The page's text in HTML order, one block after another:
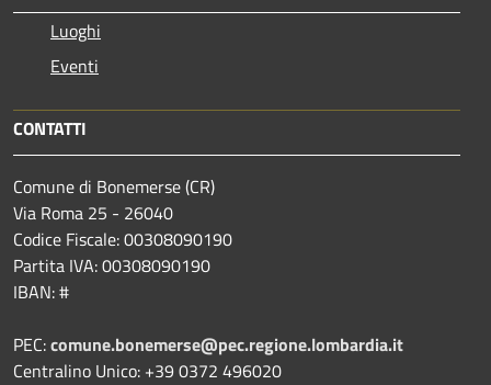
Luoghi
Eventi
CONTATTI
Comune di Bonemerse (CR)
Via Roma 25 - 26040
Codice Fiscale: 00308090190
Partita IVA: 00308090190
IBAN: #
PEC:comune.bonemerse@pec.regione.lombardia.it
Centralino Unico: +39 0372 496020